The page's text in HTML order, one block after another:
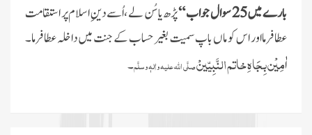
بارے میں 25 سوال جواب “
پڑھ یا سُن لے ،اُسے دینِ اسلام پر استقامت
عطا فرمااور اس کو ماں باپ سمیت بغیر حساب کے جنت میں داخلہ عطا فرما۔
اٰمِیْن بِجَاہِ خاتم النَّبِیّینْصلَّی اللہ علیہ واٰلہٖ وسلَّم۔